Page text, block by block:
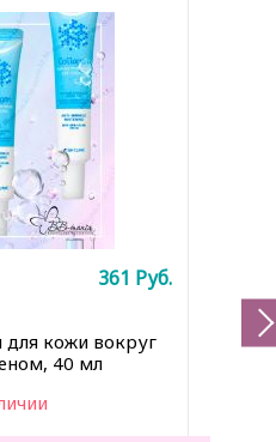
кожи вокруг
40 мл
361 Руб.